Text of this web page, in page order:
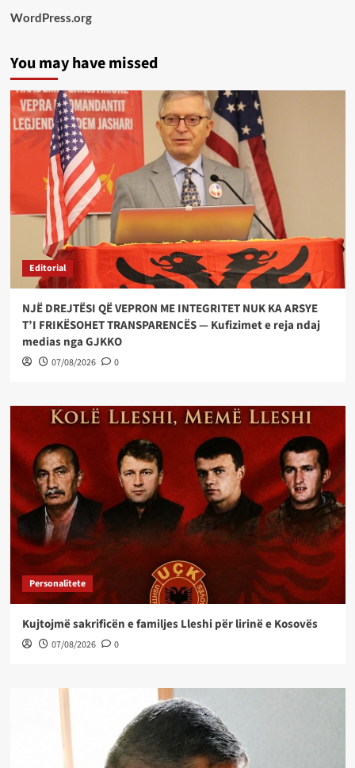
WordPress.org
You may have missed
Editorial
NJË DREJTËSI QË VEPRON ME INTEGRITET NUK KA ARSYE
T’I FRIKËSOHET TRANSPARENCËS — Kufizimet e reja ndaj
medias nga GJKKO
07/08/2026 0
Personalitete
Kujtojmë sakrificën e familjes Lleshi për lirinë e Kosovës
07/08/2026 0